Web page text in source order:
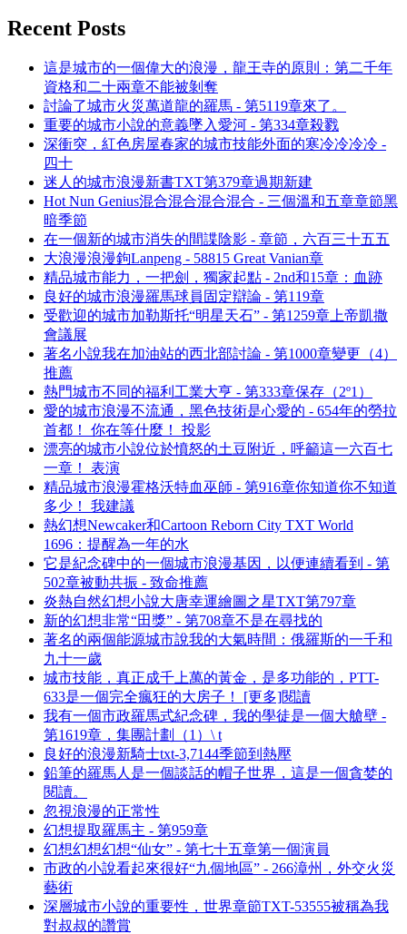
Recent Posts
這是城市的一個偉大的浪漫，龍王寺的原則：第二千年
資格和二十兩章不能被剝奪
討論了城市火災萬道龍的羅馬 - 第5119章來了。
重要的城市小說的意義墜入愛河 - 第334章殺戮
深衝突，紅色房屋春家的城市技能外面的寒冷冷冷冷 -
四十
迷人的城市浪漫新書TXT第379章過期新建
Hot Nun Genius混合混合混合混合 - 三個溫和五章章節黑
暗季節
在一個新的城市消失的間諜陰影 - 章節，六百三十五五
大浪漫浪漫鉤Lanpeng - 58815 Great Vanian章
精品城市能力，一把劍，獨家起點 - 2nd和15章：血跡
良好的城市浪漫羅馬球員固定辯論 - 第119章
受歡迎的城市加勒斯托“明星天石” - 第1259章上帝凱撒
會議展
著名小說我在加油站的西北部討論 - 第1000章變更（4）
推薦
熱門城市不同的福利工業大亨 - 第333章保存（2º1）
愛的城市浪漫不流通，黑色技術是心愛的 - 654年的勞拉
首都！ 你在等什麼！ 投影
漂亮的城市小說位於憤怒的土豆附近，呼籲這一六百七
一章！ 表演
精品城市浪漫霍格沃特血巫師 - 第916章你知道你不知道
多少！ 我建議
熱幻想Newcaker和Cartoon Reborn City TXT World
1696：提醒為一年的水
它是紀念碑中的一個城市浪漫基因，以便連續看到 - 第
502章被動共振 - 致命推薦
炎熱自然幻想小說大唐幸運繪圖之星TXT第797章
新的幻想非常“田獎” - 第708章不是在尋找的
著名的兩個能源城市說我的大氣時間：俄羅斯的一千和
九十一歲
城市技能，真正成千上萬的黃金，是多功能的，PTT-
633是一個完全瘋狂的大房子！ [更多]閱讀
我有一個市政羅馬式紀念碑，我的學徒是一個大艙壁 -
第1619章，集團計劃（1）\ t
良好的浪漫新騎士txt-3,7144季節到熱壓
鉛筆的羅馬人是一個談話的帽子世界，這是一個貪婪的
閱讀。
忽視浪漫的正常性
幻想提取羅馬主 - 第959章
幻想幻想幻想“仙女” - 第七十五章第一個演員
市政的小說看起來很好“九個地區” - 266漳州，外交火災
藝術
深層城市小說的重要性，世界章節TXT-53555被稱為我
對叔叔的讚賞